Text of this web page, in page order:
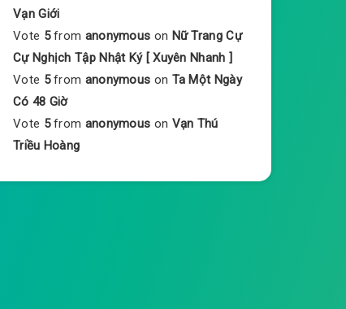
Vạn Giới
Vote 5 from anonymous on Nữ Trang Cự
Cự Nghịch Tập Nhật Ký [ Xuyên Nhanh ]
Vote 5 from anonymous on Ta Một Ngày
Có 48 Giờ
Vote 5 from anonymous on Vạn Thú
Triều Hoàng